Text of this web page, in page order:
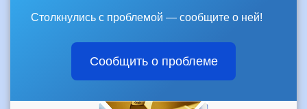
Столкнулись с проблемой — сообщите о ней!
Сообщить о проблеме